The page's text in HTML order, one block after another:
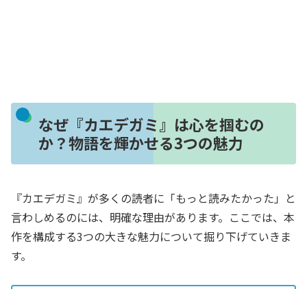
なぜ『カエデガミ』は心を掴むの
か？物語を輝かせる3つの魅力
『カエデガミ』が多くの読者に「もっと読みたかった」と
言わしめるのには、明確な理由があります。ここでは、本
作を構成する3つの大きな魅力について掘り下げていきま
す。